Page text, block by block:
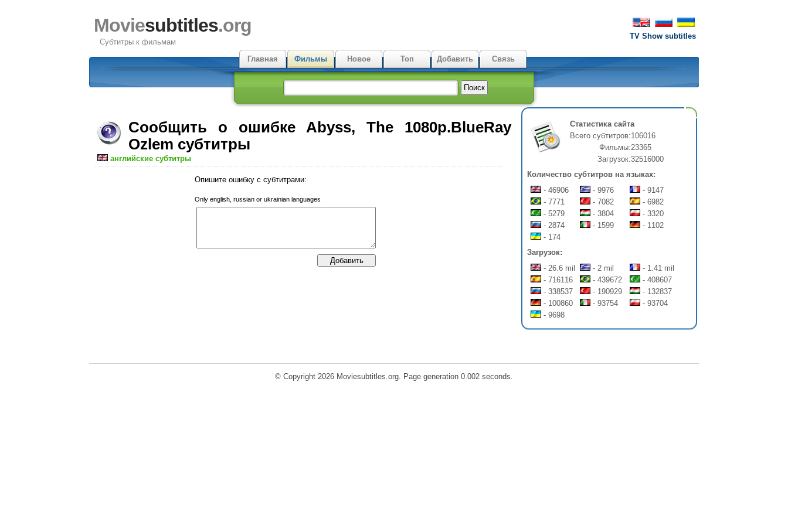
TV Show subtitles
Moviesubtitles.org
Субтитры к фильмам
Главная
Фильмы Новое Топ Добавить Связь
Сообщить о ошибке Abyss, The 1080p.BlueRay
Ozlem субтитры
английские субтитры
Опишите ошибку с субтитрами:
Only english, russian or ukrainian languages
Статистика сайта
Всего субтитров:106016
Фильмы:23365
Загрузок:32516000
Количество субтитров на языках:
- 46906
- 9976
- 9147
- 7771
- 7082
- 6982
- 5279
- 3804
- 3320
- 2874
- 1599
- 1102
- 174
Загрузок:
- 26.6 mil
- 2 mil
- 1.41 mil
- 716116
- 439672
- 408607
- 338537
- 190929
- 132837
- 100860
- 93754
- 93704
- 9698
© Copyright 2026 Moviesubtitles.org. Page generation 0.002 seconds.